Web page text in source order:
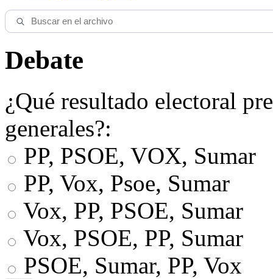
Debate
¿Qué resultado electoral
generales?:
PP, PSOE, VOX, Sumar
PP, Vox, Psoe, Sumar
Vox, PP, PSOE, Sumar
Vox, PSOE, PP, Sumar
PSOE, Sumar, PP, Vox